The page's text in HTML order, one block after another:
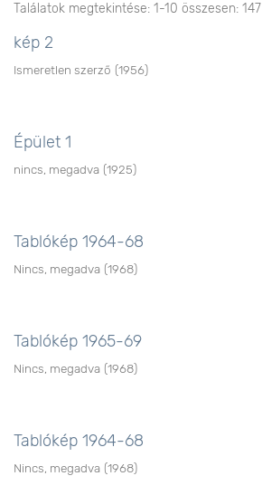
Találatok megtekintése: 1-10 összesen: 147
kép 2
Ismeretlen szerző (1956)
Épület 1
nincs, megadva (1925)
Tablókép 1964-68
Nincs, megadva (1968)
Tablókép 1965-69
Nincs, megadva (1968)
Tablókép 1964-68
Nincs, megadva (1968)